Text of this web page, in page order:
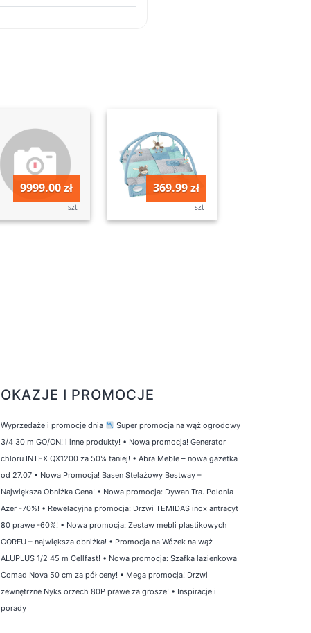
9999.00 zł
szt
369.99 zł
szt
OKAZJE I PROMOCJE
Wyprzedaże i promocje dnia
Super promocja na wąż ogrodowy
3/4 30 m GO/ON! i inne produkty! • Nowa promocja! Generator
chloru INTEX QX1200 za 50% taniej! • Abra Meble – nowa gazetka
od 27.07 • Nowa Promocja! Basen Stelażowy Bestway –
Największa Obniżka Cena! • Nowa promocja: Dywan Tra. Polonia
Azer -70%! • Rewelacyjna promocja: Drzwi TEMIDAS inox antracyt
80 prawe -60%! • Nowa promocja: Zestaw mebli plastikowych
CORFU – największa obniżka! • Promocja na Wózek na wąż
ALUPLUS 1/2 45 m Cellfast! • Nowa promocja: Szafka łazienkowa
Comad Nova 50 cm za pół ceny! • Mega promocja! Drzwi
zewnętrzne Nyks orzech 80P prawe za grosze! • Inspiracje i
porady